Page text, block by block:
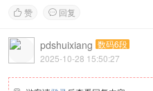
 赞  回复
pdshuixiang 数码6段
2025-10-28 15:50:27